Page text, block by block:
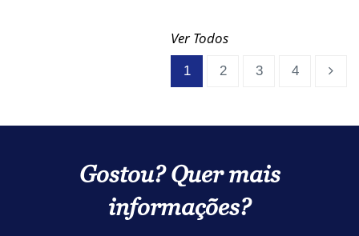
Ver Todos
1 2 3 4
Gostou? Quer mais
informações?